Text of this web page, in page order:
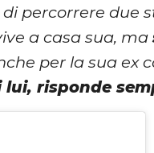
di percorrere due
a casa sua, ma
per la sua ex
risponde